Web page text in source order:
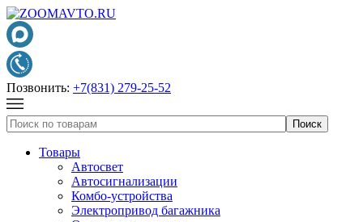
Позвонить: +7(831) 279-25-52
Товары
Автосвет
Автосигнализации
Комбо-устройства
Электропривод багажника